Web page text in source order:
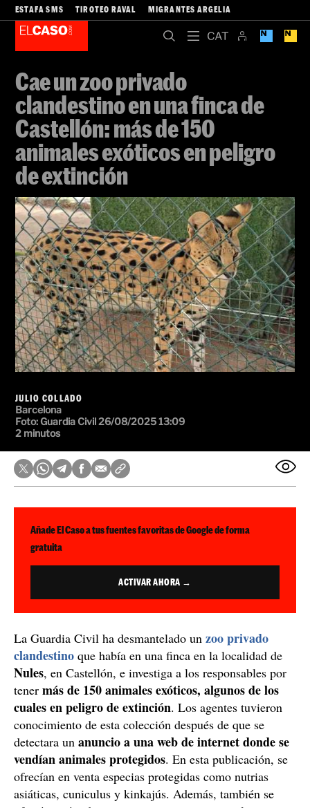
ESTAFA SMS TIROTEO RAVAL MIGRANTES ARGELIA
Cae un zoo privado
clandestino en una finca de
Castellón: más de 150
animales exóticos en peligro
de extinción
JULIO COLLADO
Barcelona
Foto: Guardia Civil26/08/2025 13:09
2 minutos
Añade El Caso a tus fuentes favoritas de Google de forma
gratuita
ACTIVAR AHORA →
La Guardia Civil ha desmantelado un zoo privado
clandestino que había en una finca en la localidad de
Nules, en Castellón, e investiga a los responsables por
tener más de 150 animales exóticos, algunos de los
cuales en peligro de extinción. Los agentes tuvieron
conocimiento de esta colección después de que se
detectara un anuncio a una web de internet donde se
vendían animales protegidos. En esta publicación, se
ofrecían en venta especias protegidas como nutrias
asiáticas, cuniculus y kinkajús. Además, también se